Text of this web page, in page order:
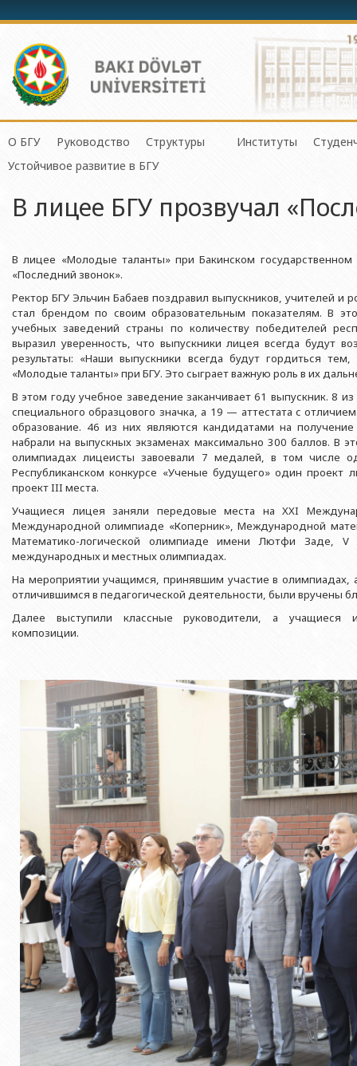
О БГУ
История БГУ
Миссия и стратегия БГУ
Сертификат об аттестации
Гранты и проекты
Ректоры
Выпускники БГУ
Почетные доктора
Образование в БГУ
Перечень специальностей
Знаменательные даты в истории БГУ
Руководство
Ректор
Проректоры
Ученый совет БГУ
Профсоюзный Комитет
Учебно-методический совет
Структуры
Центр организации научной
Отдел человеческих ресурсов и
Бухгалтерия
Отдел мониторинга и контроля
Отдел протокола
Служба психологической помощи
Культурно-творческий центр
Спортивно-оздоровительный
Университетская газета
Издательство
Физический
Биологический
Факультет
Географический
Геологический
Филологический
Исторический
Факультет
Юридический
Факультет
Факультет
Факультет
Институты
Институт
Институт
Институт
Республики
Институт
Азербайджанской
Азербайджанской
Юридическое
образования
Юридическое
Юридическое
и образования
О
Устойчивое развитие в БГУ
В лицее БГУ прозвучал
В лицее «Молодые таланты» при Бакинском
«Последний звонок».
Ректор БГУ Эльчин Бабаев поздравил выпускников, учителей и
стал брендом по своим образовательным показателям. В
учебных заведений страны по количеству победителей
выразил уверенность, что выпускники лицея всегда будут
результаты: «Наши выпускники всегда будут гордиться
«Молодые таланты» при БГУ. Это сыграет важную роль в их
В этом году учебное заведение заканчивает 61 выпускник. 8
специального образцового значка, а 19 — аттестата с
образование. 46 из них являются кандидатами на
набрали на выпускных экзаменах максимально 300 баллов. В
олимпиадах лицеисты завоевали 7 медалей, в том числе
Республиканском конкурсе «Ученые будущего» один
проект III места.
Учащиеся лицея заняли передовые места на XXI
Международной олимпиаде «Коперник», Международной
Математико-логической олимпиаде имени Лютфи Заде, V
международных и местных олимпиадах.
На мероприятии учащимся, принявшим участие в
отличившимся в педагогической деятельности, были вручены
Далее выступили классные руководители, а учащиеся
композиции.